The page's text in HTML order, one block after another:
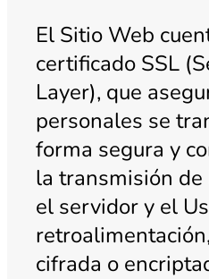
El Sitio Web
certificado SSL
Layer), que
personales se
forma segura y
la transmisión
el servidor y el
cifrada o